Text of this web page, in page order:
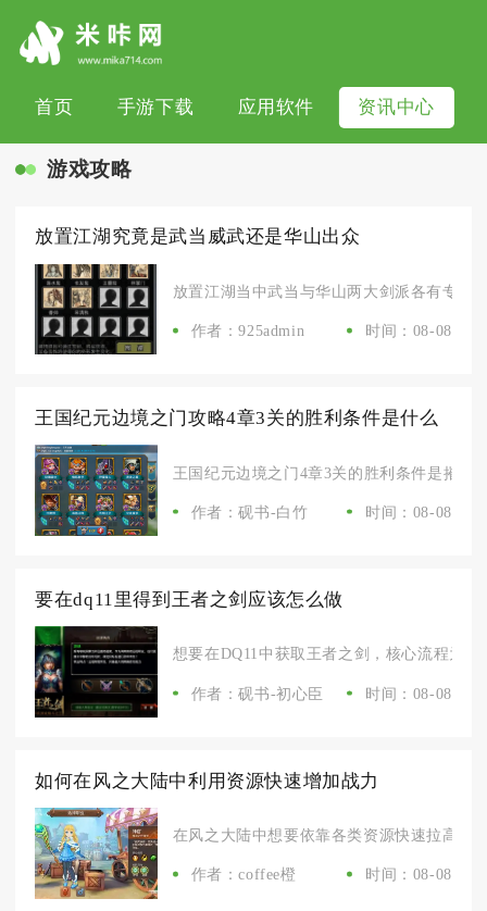
首页 手游下载 应用软件 资讯中心
游戏攻略
放置江湖究竟是武当威武还是华山出众
放置江湖当中武当与华山两大剑派各有专属
作者：925admin 时间：08-08
王国纪元边境之门攻略4章3关的胜利条件是什么
王国纪元边境之门4章3关的胜利条件是摧毁
作者：砚书-白竹 时间：08-08
要在dq11里得到王者之剑应该怎么做
想要在DQ11中获取王者之剑，核心流程为
作者：砚书-初心臣 时间：08-08
如何在风之大陆中利用资源快速增加战力
在风之大陆中想要依靠各类资源快速拉高战
作者：coffee橙 时间：08-08